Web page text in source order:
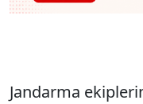
Jandarma